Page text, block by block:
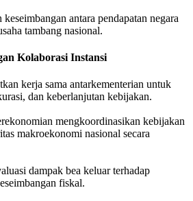
antara pendapatan negara
tambang nasional.
Kolaborasi Instansi
kerja sama antarkementerian untuk
dan keberlanjutan kebijakan.
mengkoordinasikan kebijakan
makroekonomi nasional secara
dampak bea keluar terhadap
fiskal.